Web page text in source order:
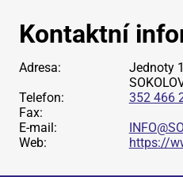
Kontaktní
Adresa:
Jednoty
Telefon:
352 466
Fax:
E-mail:
Web:
https://